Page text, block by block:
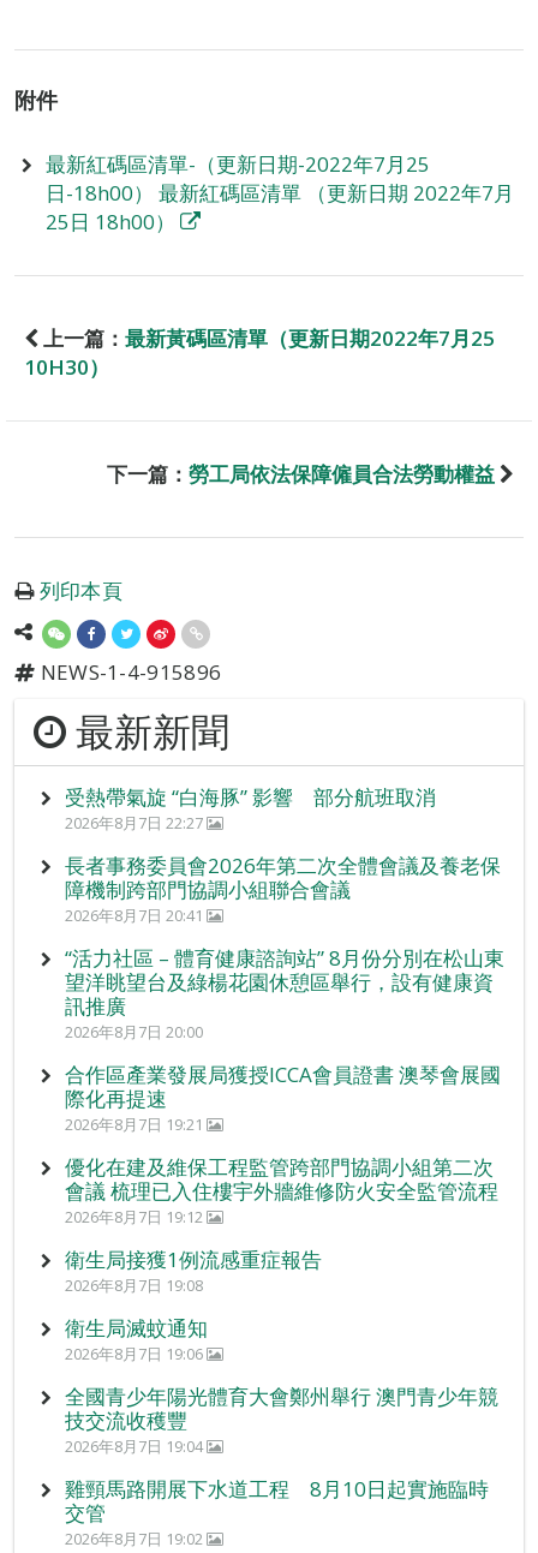
附件
最新紅碼區清單-（更新日期-2022年7月25
日-18h00） 最新紅碼區清單 （更新日期 2022年7月
25日 18h00）
上一篇： 最新黃碼區清單（更新日期2022年7月25
10H30）
下一篇： 勞工局依法保障僱員合法勞動權益
列印本頁
NEWS-1-4-915896
最新新聞
受熱帶氣旋 “白海豚” 影響 部分航班取消
2026年8月7日 22:27
長者事務委員會2026年第二次全體會議及養老保
障機制跨部門協調小組聯合會議
2026年8月7日 20:41
“活力社區 – 體育健康諮詢站” 8月份分別在松山東
望洋眺望台及綠楊花園休憩區舉行，設有健康資
訊推廣
2026年8月7日 20:00
合作區產業發展局獲授ICCA會員證書 澳琴會展國
際化再提速
2026年8月7日 19:21
優化在建及維保工程監管跨部門協調小組第二次
會議 梳理已入住樓宇外牆維修防火安全監管流程
2026年8月7日 19:12
衛生局接獲1例流感重症報告
2026年8月7日 19:08
衛生局滅蚊通知
2026年8月7日 19:06
全國青少年陽光體育大會鄭州舉行 澳門青少年競
技交流收穫豐
2026年8月7日 19:04
雞頸馬路開展下水道工程 8月10日起實施臨時
交管
2026年8月7日 19:02